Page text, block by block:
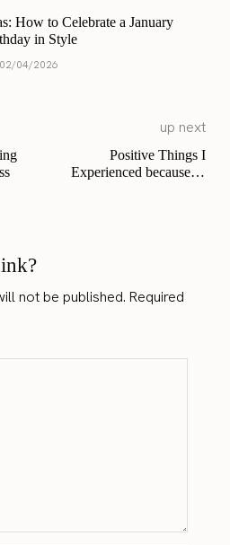
How to Celebrate a January
in Style
02/04/2026
up next
Positive Things I
Experienced because of
not be published. Required